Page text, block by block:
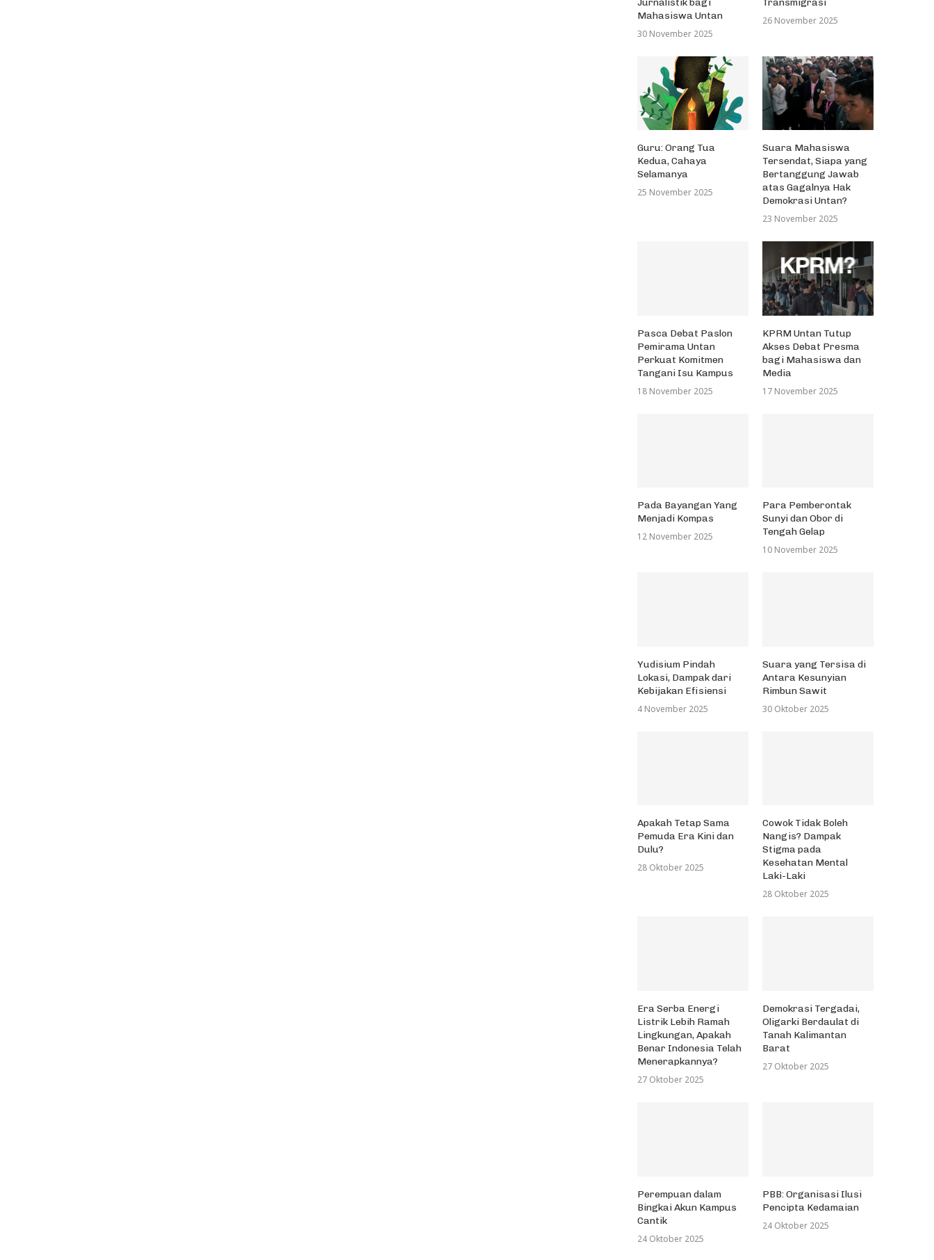
Mahasiswa Untan
30 November 2025
26 November 2025
Guru: Orang Tua
Kedua, Cahaya
Selamanya
25 November 2025
Suara Mahasiswa
Tersendat, Siapa yang
Bertanggung Jawab
atas Gagalnya Hak
Demokrasi Untan?
23 November 2025
Pasca Debat Paslon
Pemirama Untan
Perkuat Komitmen
Tangani Isu Kampus
18 November 2025
KPRM Untan Tutup
Akses Debat Presma
bagi Mahasiswa dan
Media
17 November 2025
Pada Bayangan Yang
Menjadi Kompas
12 November 2025
Para Pemberontak
Sunyi dan Obor di
Tengah Gelap
10 November 2025
Yudisium Pindah
Lokasi, Dampak dari
Kebijakan Efisiensi
4 November 2025
Suara yang Tersisa di
Antara Kesunyian
Rimbun Sawit
30 Oktober 2025
Apakah Tetap Sama
Pemuda Era Kini dan
Dulu?
28 Oktober 2025
Cowok Tidak Boleh
Nangis? Dampak
Stigma pada
Kesehatan Mental
Laki-Laki
28 Oktober 2025
Era Serba Energi
Listrik Lebih Ramah
Lingkungan, Apakah
Benar Indonesia Telah
Menerapkannya?
27 Oktober 2025
Demokrasi Tergadai,
Oligarki Berdaulat di
Tanah Kalimantan
Barat
27 Oktober 2025
Perempuan dalam
Bingkai Akun Kampus
Cantik
24 Oktober 2025
PBB: Organisasi Ilusi
Pencipta Kedamaian
24 Oktober 2025